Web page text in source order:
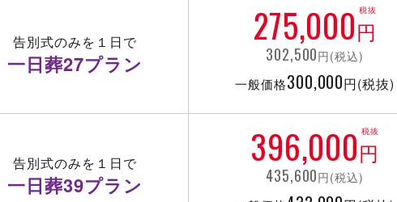
告別式のみを１日で
一日葬27プラン
275,000円
税抜
302,500円(税込)
一般価格300,000円(税抜)
告別式のみを１日で
一日葬39プラン
396,000円
税抜
435,600円(税込)